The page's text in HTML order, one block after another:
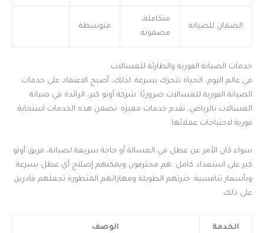
الضمان للصيانة
متكاملة،
مضمونة
متوسطة
خدمات الصيانة الفورية والطارئة للغسالات
في عالم اليوم، الحياة تتحرك بسرعة. لذلك، أصبح الاعتماد على خدمات
الصيانة الفورية للغسالات ضروريًا. شركة أوتو كير، الرائدة في صيانة
الغسالات بالرياض، تقدم خدمات مميزة. تضمن هذه الخدمات استجابة
فورية لاحتياجات عملائها.
سواء كان الأمر عن عطل في الغسالة أو حاجة سريعة لصيانة، فريق أوتو
كير على استعداد كامل. هم محترفون ويمكنهم إصلاح أي عطل بسرعة
وبأسعار تنافسية. خبرتهم الطويلة ومهاراتهم المتطورة تجعلهم قادرين
على ذلك.
الخدمة الوصف